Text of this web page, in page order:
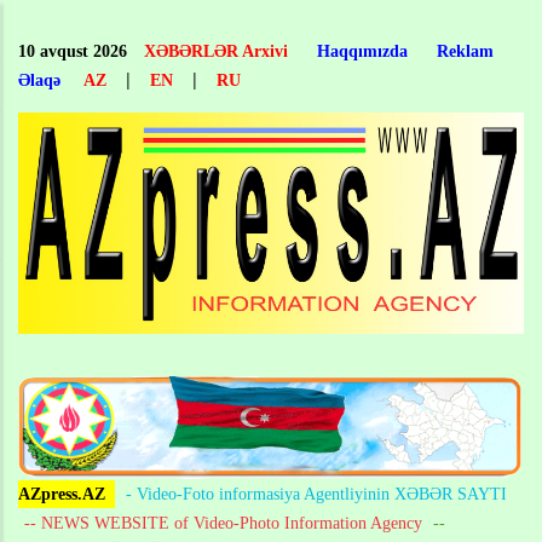
main
content
10 avqust 2026 XƏBƏRLƏR Arxivi Haqqımızda
Reklam
Əlaqə
AZ | EN | RU
AZpress.AZ
- Video-Foto informasiya Agentliyinin XƏBƏR SAYTI
-- NEWS WEBSITE of Video-Photo Information Agency --